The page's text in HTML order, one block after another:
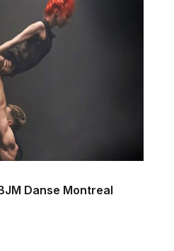
Danse Montreal